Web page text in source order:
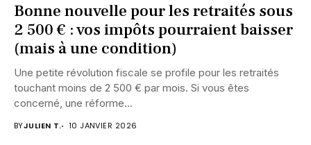
Bonne nouvelle pour les retraités sous
2 500 € : vos impôts pourraient baisser
(mais à une condition)
Une petite révolution fiscale se profile pour les retraités
touchant moins de 2 500 € par mois. Si vous êtes
concerné, une réforme...
BYJULIEN T. 10 JANVIER 2026